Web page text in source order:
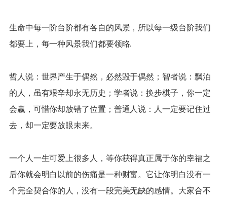
生命中每一阶台阶都有各自的风景，所以每一级台阶我们
都要上，每一种风景我们都要领略.
哲人说：世界产生于偶然，必然毁于偶然；智者说：飘泊
的人，虽有艰辛却永无历史；学者说：换步棋子，你一定
会赢，可惜你却放错了位置；普通人说：人一定要记住过
去，却一定要放眼未来。
一个人一生可爱上很多人，等你获得真正属于你的幸福之
后你就会明白以前的伤痛是一种财富。它让你明白没有一
个完全契合你的人，没有一段完美无缺的感情。大家合不